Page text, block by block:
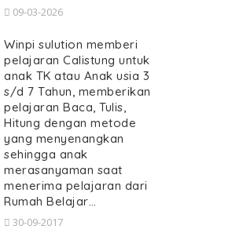
09-03-2026
Winpi sulution memberi
pelajaran Calistung untuk
anak TK atau Anak usia 3
s/d 7 Tahun, memberikan
pelajaran Baca, Tulis,
Hitung dengan metode
yang menyenangkan
sehingga anak
merasanyaman saat
menerima pelajaran dari
Rumah Belajar…
30-09-2017